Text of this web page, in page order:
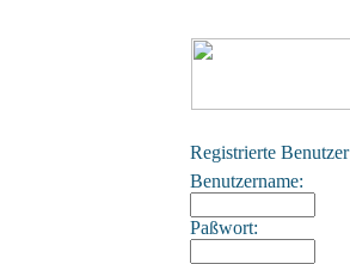
Registrierte Benutzer
Benutzername:
Paßwort: